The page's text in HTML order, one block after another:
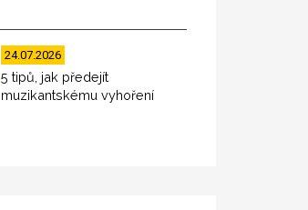
24.07.2026
5 tipů, jak předejít
muzikantskému vyhoření